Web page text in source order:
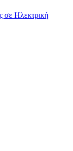
σε Ηλεκτρική